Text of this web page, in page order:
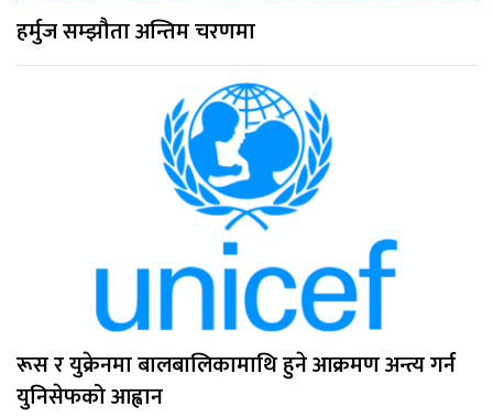
हर्मुज सम्झौता अन्तिम चरणमा
रूस र युक्रेनमा बालबालिकामाथि हुने आक्रमण अन्त्य गर्न
युनिसेफको आह्वान